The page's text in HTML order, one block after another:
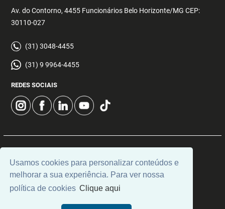
Usamos cookies para personalizar conteúdos e
melhorar a sua experiência. Para ver nossa
política de cookies Clique aqui
Av. do Contorno, 4455 Funcionários Belo Horizonte/MG CEP:
30110-027
(31) 3048-4455
(31) 9 9964-4455
REDES SOCIAIS
Universal Software.